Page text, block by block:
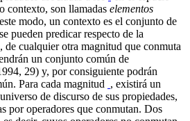
contexto, son llamadas elementos
modo, un contexto es el conjunto de
pueden predicar respecto de la
de cualquier otra magnitud que conmuta
un conjunto común de
29) y, por consiguiente podrán
Para cada magnitud , existirá un
de discurso de sus propiedades,
por operadores que conmutan. Dos